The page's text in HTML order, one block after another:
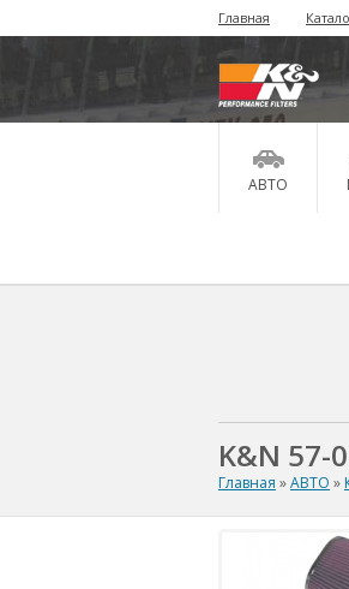
Главная
АВТО
K&N 57-
Главная »АВТО »